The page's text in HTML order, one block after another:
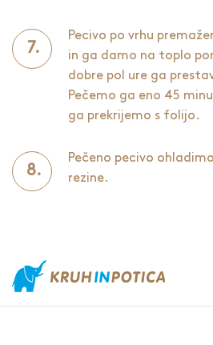
Pecivo po vrhu
in ga damo na toplo
dobre pol ure ga
Pečemo ga eno 45
ga prekrijemo s folijo.
Pečeno pecivo
rezine.